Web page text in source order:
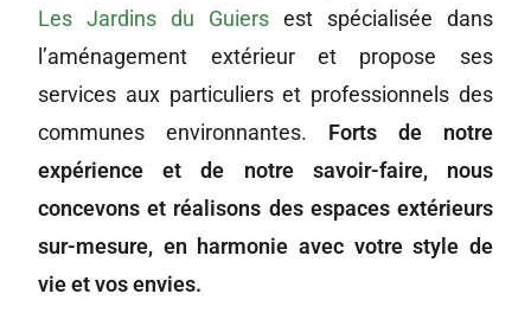
Les Jardins du Guiers est spécialisée dans
l’aménagement extérieur et propose ses
services aux particuliers et professionnels des
communes environnantes. Forts de notre
expérience et de notre savoir-faire, nous
concevons et réalisons des espaces extérieurs
sur-mesure, en harmonie avec votre style de
vie et vos envies.